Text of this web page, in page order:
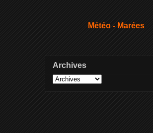
Météo - Marées
Archives